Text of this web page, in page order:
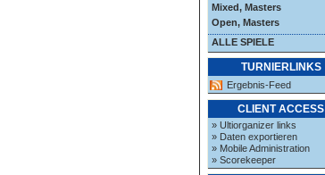
Mixed, Masters
Open, Masters
ALLE SPIELE
TURNIERLINKS
Ergebnis-Feed
CLIENT ACCESS
» Ultiorganizer links
» Daten exportieren
» Mobile Administration
» Scorekeeper